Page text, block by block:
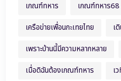
เกณฑ์ทหาร
เกณฑ์ทหาร68
เครือข่ายเพื่อนกะเทยไทย
เ
เพราะบ้านนี้มีความหลากหลาย
เมื่อดิฉันต้องเกณฑ์ทหาร
เ